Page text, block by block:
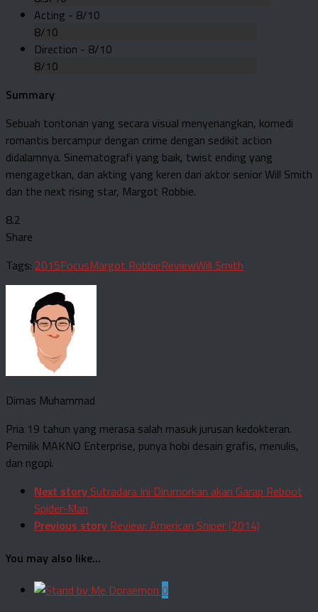
Acting - 8/10
8/10
Direction - 8/10
8/10
Summary
Sebuah tontonan yang secara visual menyenangkan, komedi
romantis bercampur dengan crime dengan sedikit action
didalamnya. Sinematografi yang baik, twist ending yang
mengagetkan, dan akting yang keren dari aktor senior Will Smith
dan the next rising star, Margot Robbie.
8.2
Share
Tags: 2015FocusMargot RobbieReviewWill Smith
Dimas Muhammad
Pria 19 tahun yang merasa salah masuk jurusan kedokteran.
Pemilik MAKNO Enterprise, punya hobi desain grafis, menulis,
dan ngopi.
Next story Sutradara Ini Dirumorkan akan Garap Reboot
Spider-Man
Previous story Review: American Sniper (2014)
You may also like...
0